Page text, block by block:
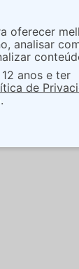
localização
de
Não sei
Com As
oferecer
analisar
anos e ter
de